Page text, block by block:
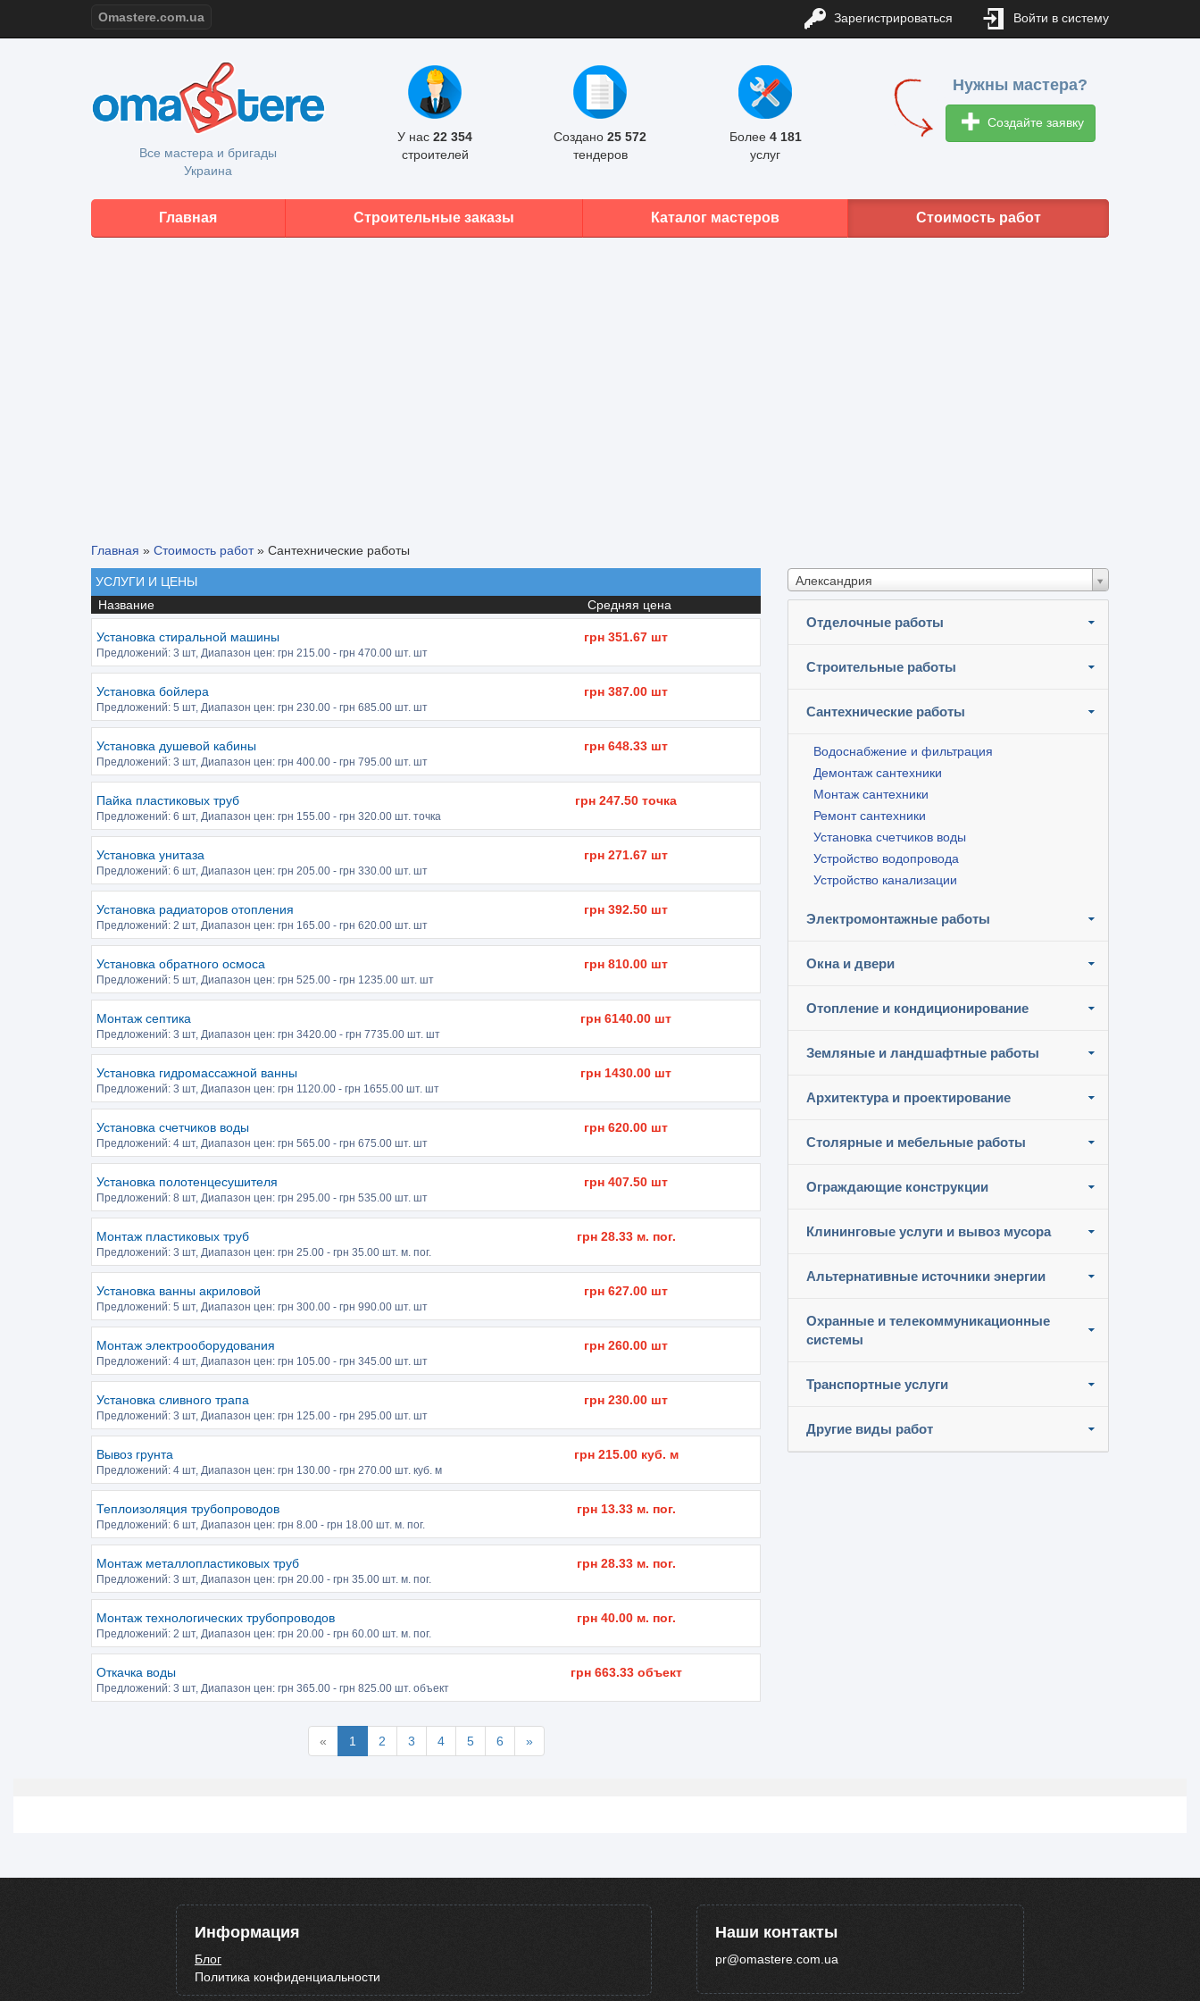
Omastere.com.ua Зарегистрироваться Войти в систему
Все мастера и бригады
Украина
У нас 22 354
строителей
Создано 25 572
тендеров
Более 4 181
услуг
Нужны мастера?
Создайте заявку
Главная Строительные заказы Каталог мастеров Стоимость работ
Главная » Стоимость работ» Сантехнические работы
Александрия
Отделочные работы
Строительные работы
Сантехнические работы
Водоснабжение и фильтрация
Демонтаж сантехники
Монтаж сантехники
Ремонт сантехники
Установка счетчиков воды
Устройство водопровода
Устройство канализации
Электромонтажные работы
Окна и двери
Отопление и кондиционирование
Земляные и ландшафтные работы
Архитектура и проектирование
Столярные и мебельные работы
Ограждающие конструкции
Клининговые услуги и вывоз мусора
Альтернативные источники энергии
Охранные и телекоммуникационные
системы
Транспортные услуги
Другие виды работ
УСЛУГИ И ЦЕНЫ
Название
Средняя цена
Установка стиральной машины
Предложений: 3 шт, Диапазон цен: грн 215.00 - грн 470.00 шт. шт
грн 351.67 шт
Установка бойлера
Предложений: 5 шт, Диапазон цен: грн 230.00 - грн 685.00 шт. шт
грн 387.00 шт
Установка душевой кабины
Предложений: 3 шт, Диапазон цен: грн 400.00 - грн 795.00 шт. шт
грн 648.33 шт
Пайка пластиковых труб
Предложений: 6 шт, Диапазон цен: грн 155.00 - грн 320.00 шт. точка
грн 247.50 точка
Установка унитаза
Предложений: 6 шт, Диапазон цен: грн 205.00 - грн 330.00 шт. шт
грн 271.67 шт
Установка радиаторов отопления
Предложений: 2 шт, Диапазон цен: грн 165.00 - грн 620.00 шт. шт
грн 392.50 шт
Установка обратного осмоса
Предложений: 5 шт, Диапазон цен: грн 525.00 - грн 1235.00 шт. шт
грн 810.00 шт
Монтаж септика
Предложений: 3 шт, Диапазон цен: грн 3420.00 - грн 7735.00 шт. шт
грн 6140.00 шт
Установка гидромассажной ванны
Предложений: 3 шт, Диапазон цен: грн 1120.00 - грн 1655.00 шт. шт
грн 1430.00 шт
Установка счетчиков воды
Предложений: 4 шт, Диапазон цен: грн 565.00 - грн 675.00 шт. шт
грн 620.00 шт
Установка полотенцесушителя
Предложений: 8 шт, Диапазон цен: грн 295.00 - грн 535.00 шт. шт
грн 407.50 шт
Монтаж пластиковых труб
Предложений: 3 шт, Диапазон цен: грн 25.00 - грн 35.00 шт. м. пог.
грн 28.33м. пог.
Установка ванны акриловой
Предложений: 5 шт, Диапазон цен: грн 300.00 - грн 990.00 шт. шт
грн 627.00 шт
Монтаж электрооборудования
Предложений: 4 шт, Диапазон цен: грн 105.00 - грн 345.00 шт. шт
грн 260.00 шт
Установка сливного трапа
Предложений: 3 шт, Диапазон цен: грн 125.00 - грн 295.00 шт. шт
грн 230.00 шт
Вывоз грунта
Предложений: 4 шт, Диапазон цен: грн 130.00 - грн 270.00 шт. куб. м
грн 215.00куб. м
Теплоизоляция трубопроводов
Предложений: 6 шт, Диапазон цен: грн 8.00 - грн 18.00 шт. м. пог.
грн 13.33м. пог.
Монтаж металлопластиковых труб
Предложений: 3 шт, Диапазон цен: грн 20.00 - грн 35.00 шт. м. пог.
грн 28.33м. пог.
Монтаж технологических трубопроводов
Предложений: 2 шт, Диапазон цен: грн 20.00 - грн 60.00 шт. м. пог.
грн 40.00м. пог.
Откачка воды
Предложений: 3 шт, Диапазон цен: грн 365.00 - грн 825.00 шт. объект
грн 663.33объект
« 1 2 3 4 5 6 »
Информация
Блог
Политика конфиденциальности
Наши контакты
pr@omastere.com.ua